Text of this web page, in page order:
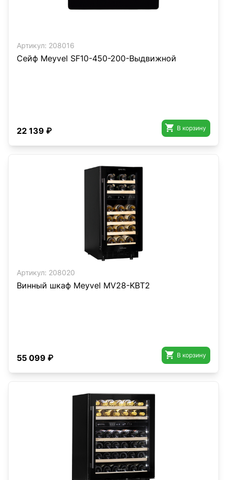
Артикул: 208016
Сейф Meyvel SF10-450-200-Выдвижной
22 139 ₽  В корзину
Артикул: 208020
Винный шкаф Meyvel MV28-KBT2
55 099 ₽  В корзину